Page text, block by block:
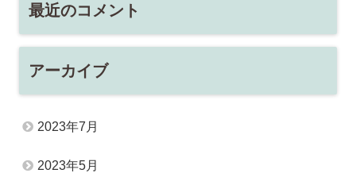
最近のコメント
アーカイブ
2023年7月
2023年5月